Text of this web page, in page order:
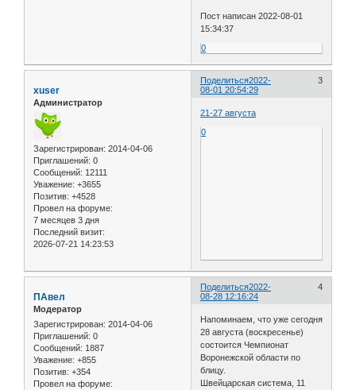
Пост написан 2022-08-01
15:34:37
0
Поделиться 3
2022-
08-01 20:54:29
xuser
Администратор
Зарегистрирован: 2014-04-06
Приглашений: 0
Сообщений: 12111
Уважение: +3655
Позитив: +4528
Провел на форуме:
7 месяцев 3 дня
Последний визит:
2026-07-21 14:23:53
21-27 августа
0
Поделиться 4
2022-
08-28 12:16:24
ПАвел
Модератор
Зарегистрирован: 2014-04-06
Приглашений: 0
Сообщений: 1887
Уважение: +855
Позитив: +354
Провел на форуме:
Напоминаем, что уже сегодня
28 августа (воскресенье)
состоится Чемпионат
Воронежской области по
блицу.
Швейцарская система, 11